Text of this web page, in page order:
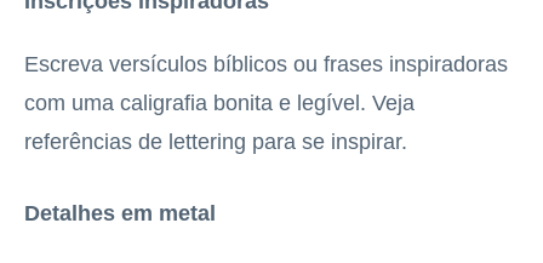
Escreva versículos bíblicos ou frases inspiradoras
com uma caligrafia bonita e legível. Veja
referências de lettering para se inspirar.
Detalhes em metal